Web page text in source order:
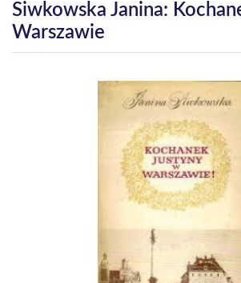
Siwkowska Janina:
Warszawie